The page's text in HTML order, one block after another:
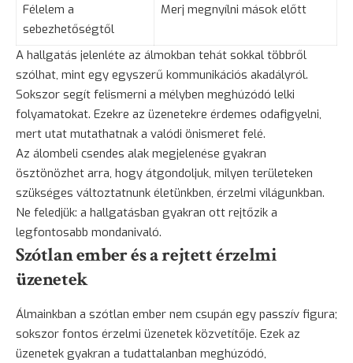
Félelem a
sebezhetőségtől
Merj megnyílni mások előtt
A hallgatás jelenléte az álmokban tehát sokkal többről
szólhat, mint egy egyszerű kommunikációs akadályról.
Sokszor segít felismerni a mélyben meghúzódó lelki
folyamatokat. Ezekre az üzenetekre érdemes odafigyelni,
mert utat mutathatnak a valódi önismeret felé.
Az álombeli csendes alak megjelenése gyakran
ösztönözhet arra, hogy átgondoljuk, milyen területeken
szükséges változtatnunk életünkben, érzelmi világunkban.
Ne feledjük: a hallgatásban gyakran ott rejtőzik a
legfontosabb mondanivaló.
Szótlan ember és a rejtett érzelmi
üzenetek
Álmainkban a szótlan ember nem csupán egy passzív figura;
sokszor fontos érzelmi üzenetek közvetítője. Ezek az
üzenetek gyakran a tudattalanban meghúzódó,